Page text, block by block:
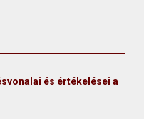
és értékelései a